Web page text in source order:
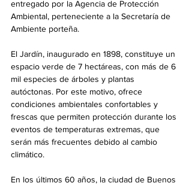
entregado por la Agencia de Protección
Ambiental, perteneciente a la Secretaría de
Ambiente porteña.
El Jardín, inaugurado en 1898, constituye un
espacio verde de 7 hectáreas, con más de 6
mil especies de árboles y plantas
autóctonas. Por este motivo, ofrece
condiciones ambientales confortables y
frescas que permiten protección durante los
eventos de temperaturas extremas, que
serán más frecuentes debido al cambio
climático.
En los últimos 60 años, la ciudad de Buenos